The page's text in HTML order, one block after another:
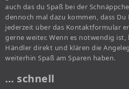
auch das du Spaß bei der
dennoch mal dazu kommen, dass
jederzeit über das Kontaktformular
gerne weiter. Wenn es notwendig
Händler direkt und klären die
weiterhin Spaß am Sparen haben.
… schnell